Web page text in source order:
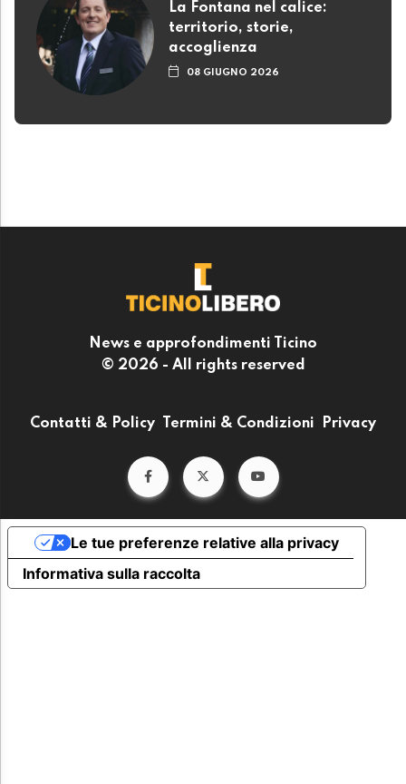
La Fontana nel calice:
territorio, storie,
accoglienza
08 GIUGNO 2026
News e approfondimenti Ticino
© 2026 - All rights reserved
Contatti & Policy Termini & Condizioni Privacy
Informativa sulla raccolta
Le tue preferenze relative alla privacy